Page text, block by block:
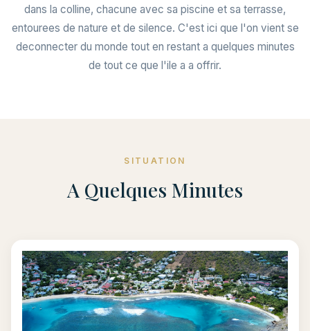
dans la colline, chacune avec sa piscine et sa terrasse,
entourees de nature et de silence. C'est ici que l'on vient se
deconnecter du monde tout en restant a quelques minutes
de tout ce que l'ile a a offrir.
SITUATION
A Quelques Minutes